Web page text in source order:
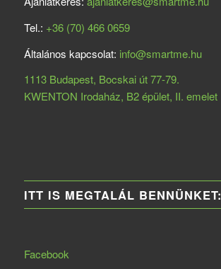
Tel.: +36 (70) 466 0659
Általános kapcsolat: info@smartme.hu
1113 Budapest, Bocskai út 77-79.
KWENTON Irodaház, B2 épület, II. emelet
ITT IS MEGTALÁL BENNÜNKET:
Facebook